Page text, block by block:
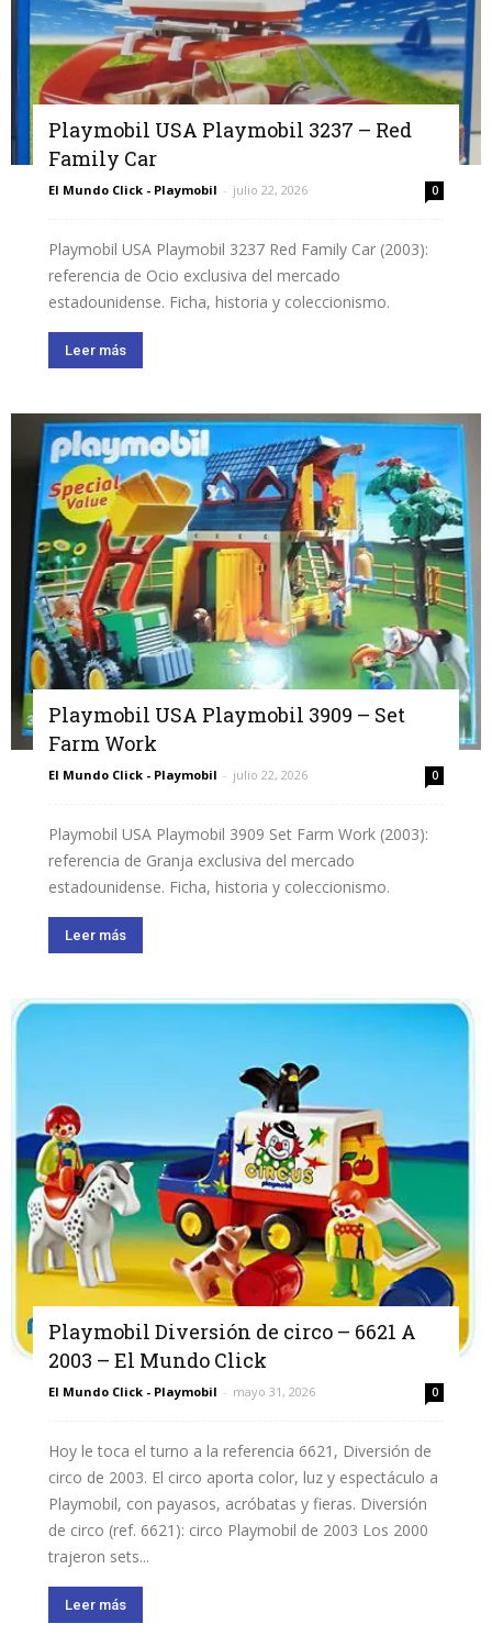
Playmobil USA Playmobil 3237 – Red
Family Car
El Mundo Click - Playmobil - julio 22, 2026 0
Playmobil USA Playmobil 3237 Red Family Car (2003):
referencia de Ocio exclusiva del mercado
estadounidense. Ficha, historia y coleccionismo.
Leer más
Playmobil USA Playmobil 3909 – Set
Farm Work
El Mundo Click - Playmobil - julio 22, 2026 0
Playmobil USA Playmobil 3909 Set Farm Work (2003):
referencia de Granja exclusiva del mercado
estadounidense. Ficha, historia y coleccionismo.
Leer más
Playmobil Diversión de circo – 6621 A
2003 – El Mundo Click
El Mundo Click - Playmobil - mayo 31, 2026 0
Hoy le toca el turno a la referencia 6621, Diversión de
circo de 2003. El circo aporta color, luz y espectáculo a
Playmobil, con payasos, acróbatas y fieras. Diversión
de circo (ref. 6621): circo Playmobil de 2003 Los 2000
trajeron sets...
Leer más